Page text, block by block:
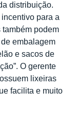
distribuição.
para a
podem
embalagem
e sacos de
O gerente
lixeiras
facilita e muito